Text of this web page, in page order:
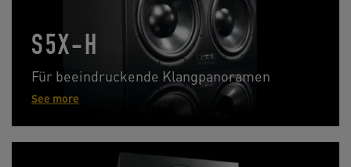
S5X-H
Für beeindruckende Klangpanoramen
See more